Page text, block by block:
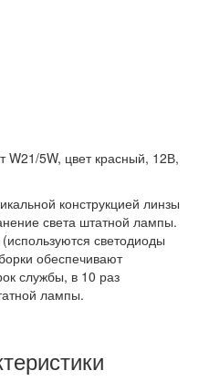
5W, цвет красный, 12В,
конструкцией линзы
света штатной лампы.
светодиоды
обеспечивают
службы, в 10 раз
лампы.